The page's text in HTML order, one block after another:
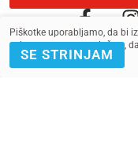
Piškotke uporabljamo, da bi
spletnega mesta soglašate,
SE STRINJAM